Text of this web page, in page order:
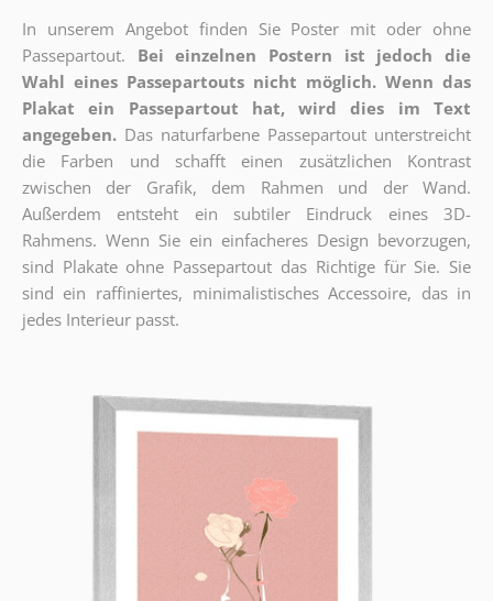
In unserem Angebot finden Sie Poster mit oder ohne
Passepartout.
Bei einzelnen Postern ist jedoch die
Wahl eines Passepartouts nicht möglich. Wenn das
Plakat ein Passepartout hat, wird dies im Text
angegeben. Das naturfarbene Passepartout unterstreicht
die Farben und schafft einen zusätzlichen Kontrast
zwischen der Grafik, dem Rahmen und der Wand.
Außerdem entsteht ein subtiler Eindruck eines 3D-
Rahmens. Wenn Sie ein einfacheres Design bevorzugen,
sind Plakate ohne Passepartout das Richtige für Sie. Sie
sind ein raffiniertes, minimalistisches Accessoire, das in
jedes Interieur passt.